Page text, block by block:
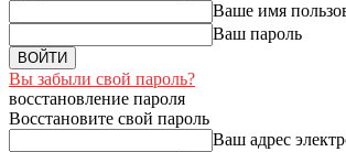
Ваше имя
Ваш пароль
Вы забыли свой пароль?
восстановление пароля
Восстановите свой пароль
Ваш адрес